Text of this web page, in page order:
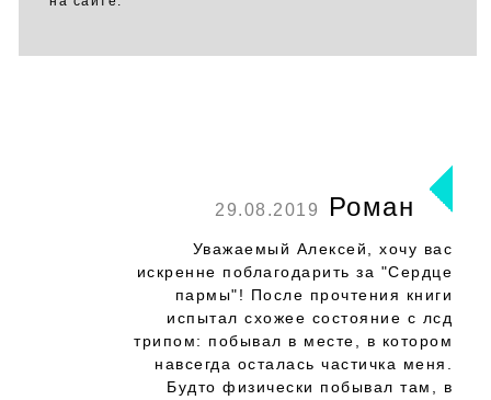
29.08.2019 Роман
Уважаемый Алексей, хочу вас
искренне поблагодарить за "Сердце
пармы"! После прочтения книги
испытал схожее состояние с лсд
трипом: побывал в месте, в котором
навсегда осталась частичка меня.
Будто физически побывал там, в